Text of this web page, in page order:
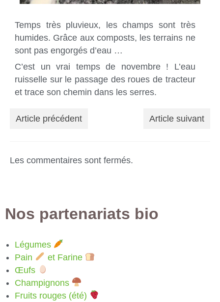
Temps très pluvieux, les champs sont très
humides. Grâce aux composts, les terrains ne
sont pas engorgés d’eau …
C’est un vrai temps de novembre ! L’eau
ruisselle sur le passage des roues de tracteur
et trace son chemin dans les serres.
Article précédent Article suivant
Les commentaires sont fermés.
Nos partenariats bio
Légumes
Pain
et Farine
Œufs
Champignons
Fruits rouges (été)